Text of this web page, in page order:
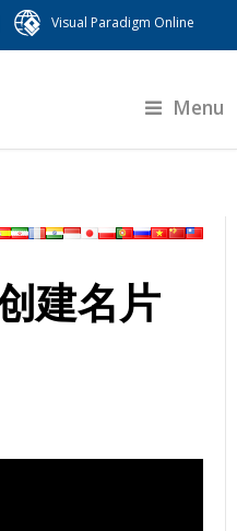
Visual Paradigm Online
Menu
建名片